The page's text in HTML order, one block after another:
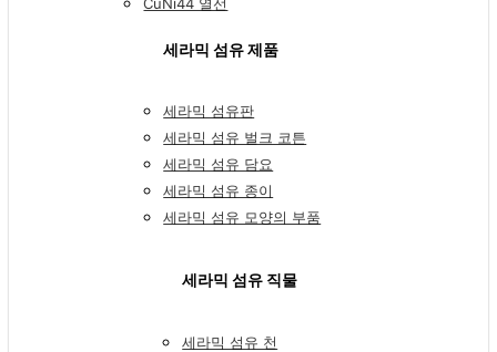
세라믹 섬유 제품
세라믹 섬유판
세라믹 섬유 벌크 코튼
세라믹 섬유 담요
세라믹 섬유 종이
세라믹 섬유 모양의 부품
세라믹 섬유 직물
세라믹 섬유 천